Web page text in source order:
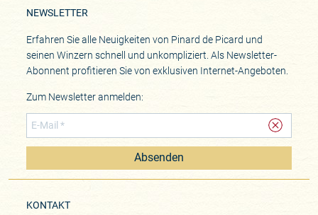
NEWSLETTER
Erfahren Sie alle Neuigkeiten von Pinard de Picard und
seinen Winzern schnell und unkompliziert. Als Newsletter-
Abonnent profitieren Sie von exklusiven Internet-Angeboten.
Zum Newsletter anmelden:
Absenden
KONTAKT